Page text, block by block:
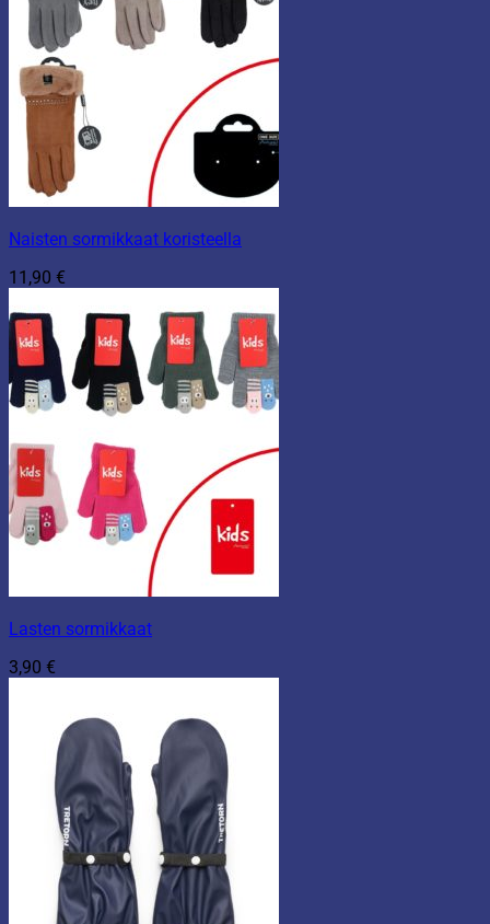
Naisten sormikkaat koristeella
11,90 €
Lasten sormikkaat
3,90 €